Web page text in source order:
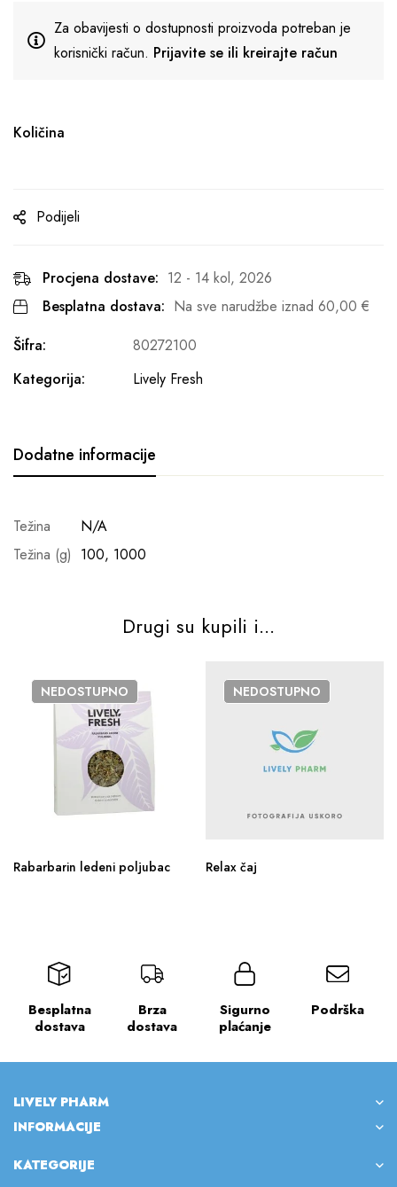
Za obavijesti o dostupnosti proizvoda potreban je
korisnički račun. Prijavite se ili kreirajte račun
Količina
Podijeli
Procjena dostave: 12 - 14 kol, 2026
Besplatna dostava: Na sve narudžbe iznad 60,00 €
Šifra:
80272100
Kategorija:
Lively Fresh
Dodatne informacije
Težina
N/A
Težina (g) 100, 1000
Drugi su kupili i...
NEDOSTUPNO
Rabarbarin ledeni poljubac
NEDOSTUPNO
Relax čaj
Besplatna
dostava
Brza
dostava
Sigurno
plaćanje
Podrška
LIVELY PHARM
INFORMACIJE
KATEGORIJE